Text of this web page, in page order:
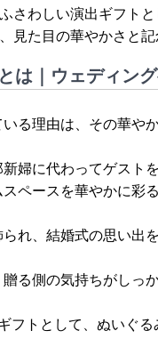
さわしい演出ギフトと
見た目の華やかさと
は｜ウェディン
る理由は、その華や
婦に代わってゲスト
ペースを華やかに彩
れ、結婚式の思い出
る側の気持ちがしっ
フトとして、ぬいぐる